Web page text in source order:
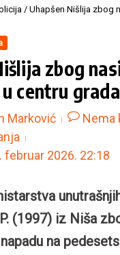
/ Uhapšen Nišlija zbog
zbog
centru grada
Marković
Nema
februar 2026. 22:18
(1997) iz Niša
na